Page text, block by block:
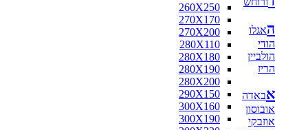
260X250
270X170
270X200
280X110
280X180
280X190
280X200
290X150
300X160
300X190
האגלו
הודי
הולביין
הריז
אבאדה
אובוסון
אוזבקי